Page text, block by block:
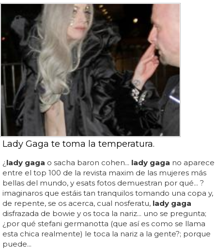
Lady Gaga te toma la temperatura.
¿ lady gaga o sacha baron cohen... lady gaga no aparece
entre el top 100 de la revista maxim de las mujeres más
bellas del mundo, y esats fotos demuestran por qué... ?
imaginaros que estáis tan tranquilos tomando una copa y,
de repente, se os acerca, cual nosferatu, lady gaga
disfrazada de bowie y os toca la nariz... uno se pregunta;
¿por qué stefani germanotta (que así es como se llama
esta chica realmente) le toca la nariz a la gente?; porque
puede...